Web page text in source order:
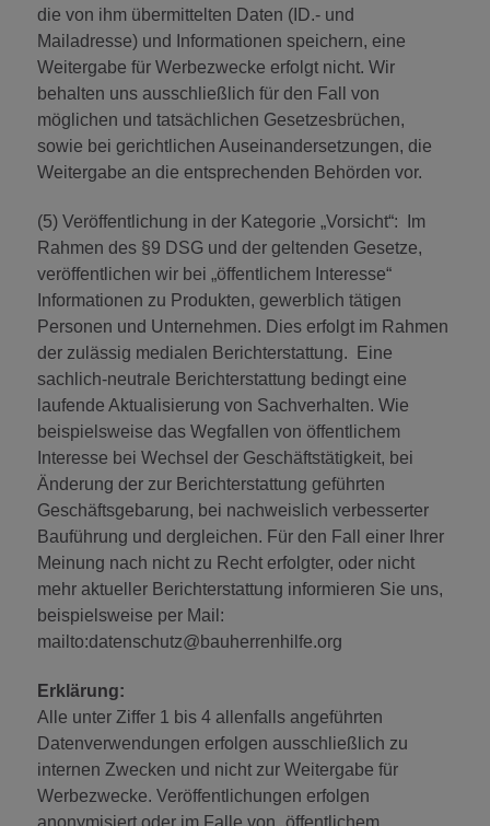
die von ihm übermittelten Daten (ID.- und
Mailadresse) und Informationen speichern, eine
Weitergabe für Werbezwecke erfolgt nicht. Wir
behalten uns ausschließlich für den Fall von
möglichen und tatsächlichen Gesetzesbrüchen,
sowie bei gerichtlichen Auseinandersetzungen, die
Weitergabe an die entsprechenden Behörden vor.
(5) Veröffentlichung in der Kategorie „Vorsicht“: Im
Rahmen des §9 DSG und der geltenden Gesetze,
veröffentlichen wir bei „öffentlichem Interesse“
Informationen zu Produkten, gewerblich tätigen
Personen und Unternehmen. Dies erfolgt im Rahmen
der zulässig medialen Berichterstattung. Eine
sachlich-neutrale Berichterstattung bedingt eine
laufende Aktualisierung von Sachverhalten. Wie
beispielsweise das Wegfallen von öffentlichem
Interesse bei Wechsel der Geschäftstätigkeit, bei
Änderung der zur Berichterstattung geführten
Geschäftsgebarung, bei nachweislich verbesserter
Bauführung und dergleichen. Für den Fall einer Ihrer
Meinung nach nicht zu Recht erfolgter, oder nicht
mehr aktueller Berichterstattung informieren Sie uns,
beispielsweise per Mail:
mailto:datenschutz@bauherrenhilfe.org
Erklärung:
Alle unter Ziffer 1 bis 4 allenfalls angeführten
Datenverwendungen erfolgen ausschließlich zu
internen Zwecken und nicht zur Weitergabe für
Werbezwecke. Veröffentlichungen erfolgen
anonymisiert oder im Falle von „öffentlichem